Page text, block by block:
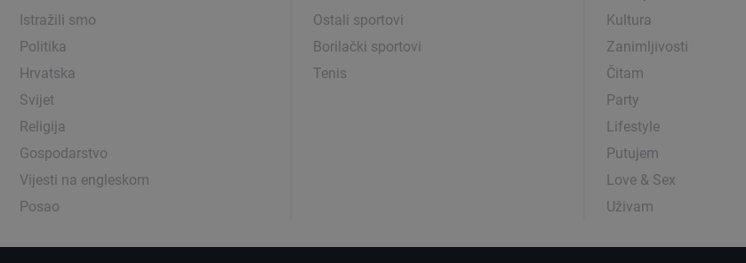
Istražili smo
Politika
Hrvatska
Svijet
Religija
Gospodarstvo
Vijesti na engleskom
Posao
Ostali sportovi
Borilački sportovi
Tenis
Kultura
Zanimljivosti
Čitam
Party
Lifestyle
Putujem
Love & Sex
Uživam